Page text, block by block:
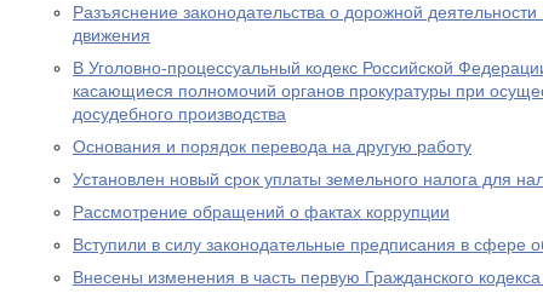
Разъяснение законодательства о дорожной
движения
В Уголовно-процессуальный кодекс Российской
касающиеся полномочий органов прокуратуры при
досудебного производства
Основания и порядок перевода на другую работу
Установлен новый срок уплаты земельного налога для
Рассмотрение обращений о фактах коррупции
Вступили в силу законодательные предписания в сфере
Внесены изменения в часть первую Гражданского